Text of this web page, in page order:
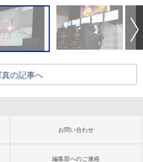
真の記事へ
お問い合わせ
編集部へのご連絡